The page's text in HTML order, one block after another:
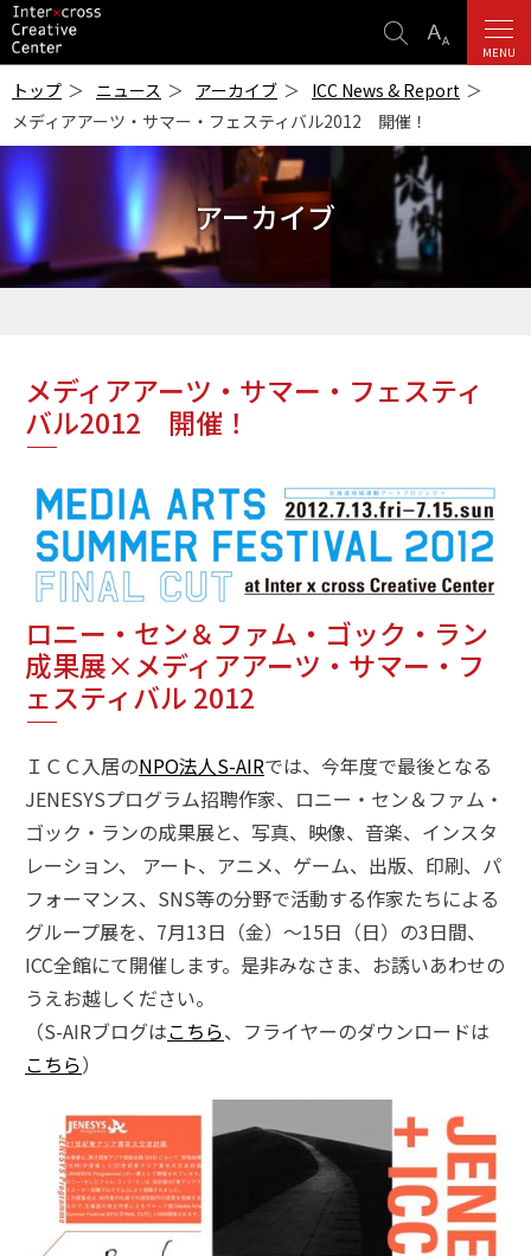
ICC
-インターク
ロス・クリエ
イティブ・セ
ンター-
検
表
設
MENU
トップ ニュース アーカイブ
ICC News & Report
メディアアーツ・サマー・フェスティバル2012 開催！
アーカイブ
メディアアーツ・サマー・フェスティ
バル2012 開催！
ロニー・セン＆ファム・ゴック・ラン
成果展×メディアアーツ・サマー・フ
ェスティバル 2012
ＩＣＣ入居のNPO法人S-AIRでは、今年度で最後となる
JENESYSプログラム招聘作家、ロニー・セン＆ファム・
ゴック・ランの成果展と、写真、映像、音楽、インスタ
レーション、 アート、アニメ、ゲーム、出版、印刷、パ
フォーマンス、SNS等の分野で活動する作家たちによる
グループ展を、7月13日（金）〜15日（日）の3日間、
ICC全館にて開催します。是非みなさま、お誘いあわせの
うえお越しください。
（S-AIRブログはこちら、フライヤーのダウンロードは
こちら）